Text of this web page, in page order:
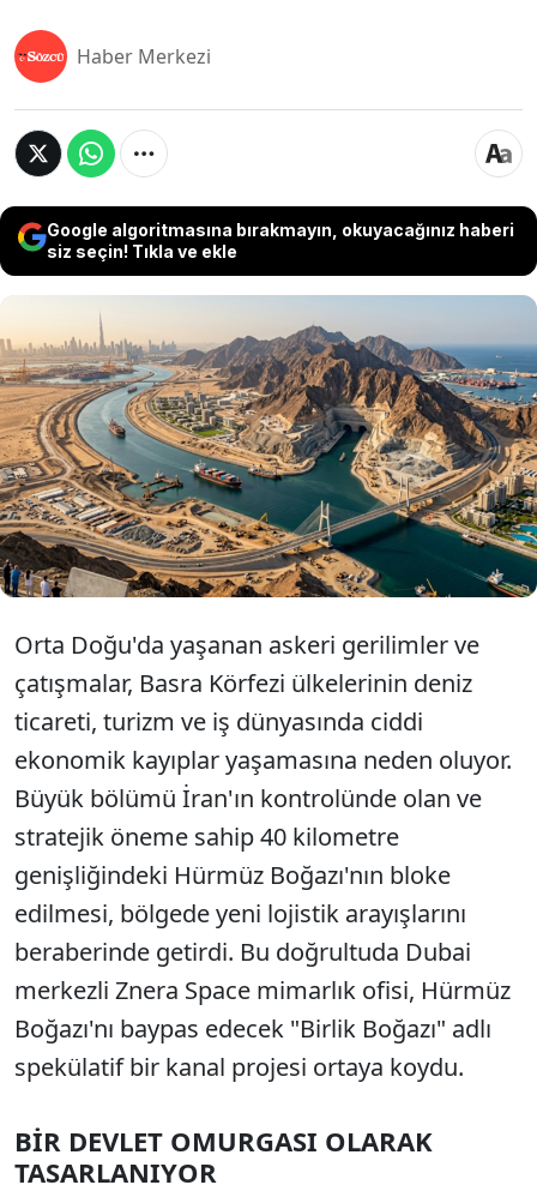
Haber Merkezi
Google algoritmasına bırakmayın, okuyacağınız haberi
siz seçin! Tıkla ve ekle
Dubai merkezli bir mimarlık ofisi, Hürmüz
Boğazı'na alternatif olarak Basra Körfezi ile
Umman Körfezi'ni birbirine bağlayacak 150
kilometrelik "Birlik Boğazı" kanal projesini
sundu...
Orta Doğu'da yaşanan askeri gerilimler ve
çatışmalar, Basra Körfezi ülkelerinin deniz
ticareti, turizm ve iş dünyasında ciddi
ekonomik kayıplar yaşamasına neden oluyor.
Büyük bölümü İran'ın kontrolünde olan ve
stratejik öneme sahip 40 kilometre
genişliğindeki Hürmüz Boğazı'nın bloke
edilmesi, bölgede yeni lojistik arayışlarını
beraberinde getirdi. Bu doğrultuda Dubai
merkezli Znera Space mimarlık ofisi, Hürmüz
Boğazı'nı baypas edecek "Birlik Boğazı" adlı
spekülatif bir kanal projesi ortaya koydu.
BİR DEVLET OMURGASI OLARAK
TASARLANIYOR